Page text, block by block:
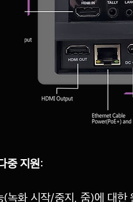
중 지원:
(녹화 시작/중지, 줌)에 대